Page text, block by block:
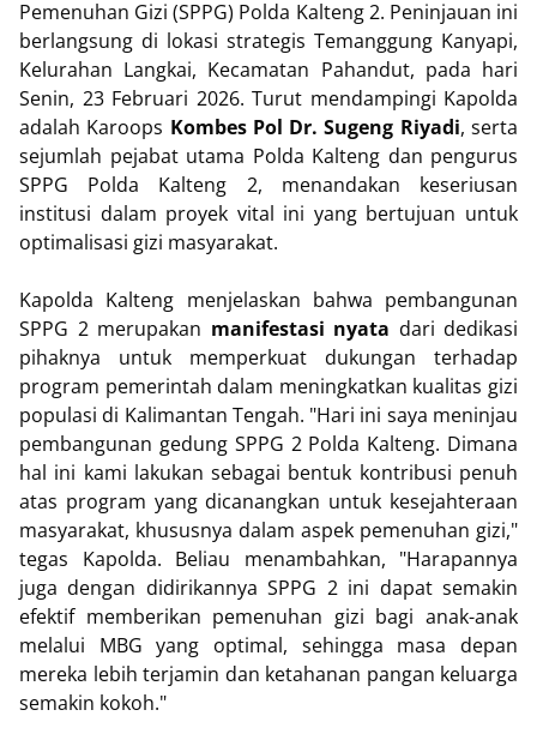
Pemenuhan Gizi (SPPG) Polda Kalteng 2. Peninjauan ini
berlangsung di lokasi strategis Temanggung Kanyapi,
Kelurahan Langkai, Kecamatan Pahandut, pada hari
Senin, 23 Februari 2026. Turut mendampingi Kapolda
adalah Karoops Kombes Pol Dr. Sugeng Riyadi, serta
sejumlah pejabat utama Polda Kalteng dan pengurus
SPPG Polda Kalteng 2, menandakan keseriusan
institusi dalam proyek vital ini yang bertujuan untuk
optimalisasi gizi masyarakat.
Kapolda Kalteng menjelaskan bahwa pembangunan
SPPG 2 merupakan manifestasi nyata dari dedikasi
pihaknya untuk memperkuat dukungan terhadap
program pemerintah dalam meningkatkan kualitas gizi
populasi di Kalimantan Tengah. "Hari ini saya meninjau
pembangunan gedung SPPG 2 Polda Kalteng. Dimana
hal ini kami lakukan sebagai bentuk kontribusi penuh
atas program yang dicanangkan untuk kesejahteraan
masyarakat, khususnya dalam aspek pemenuhan gizi,"
tegas Kapolda. Beliau menambahkan, "Harapannya
juga dengan didirikannya SPPG 2 ini dapat semakin
efektif memberikan pemenuhan gizi bagi anak-anak
melalui MBG yang optimal, sehingga masa depan
mereka lebih terjamin dan ketahanan pangan keluarga
semakin kokoh."